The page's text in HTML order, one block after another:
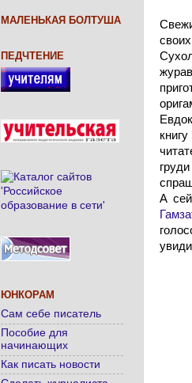
А
МАЛЕНЬКАЯ БОЛТУША
ПЕДЧТЕНИЕ
ЮНКОРАМ
Сам себе писатель
Пособие для
начинающих
Как писать новости